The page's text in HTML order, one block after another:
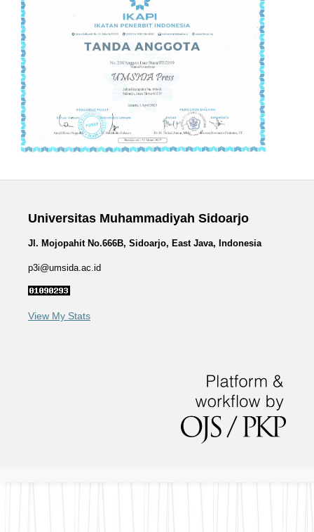
Universitas Muhammadiyah Sidoarjo
Jl. Mojopahit No.666B, Sidoarjo, East Java, Indonesia
p3i@umsida.ac.id
View My Stats